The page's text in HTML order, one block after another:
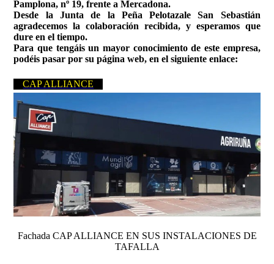
Pamplona, nº 19, frente a Mercadona.
Desde la Junta de la Peña Pelotazale San Sebastián
agradecemos la colaboración recibida, y esperamos que
dure en el tiempo.
Para que tengáis un mayor conocimiento de este empresa,
podéis pasar por su página web, en el siguiente enlace:
CAP ALLIANCE
Fachada CAP ALLIANCE EN SUS INSTALACIONES DE
TAFALLA